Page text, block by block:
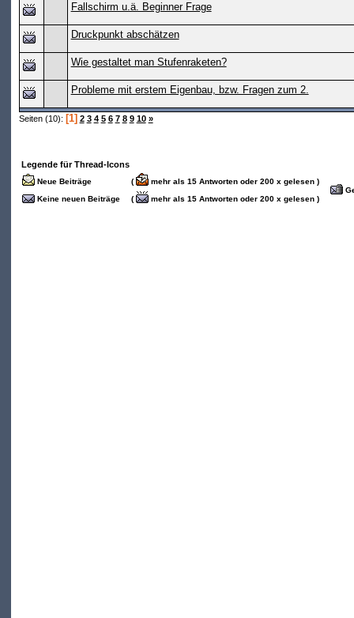
Fallschirm u.ä. Beginner Frage
Druckpunkt abschätzen
Wie gestaltet man Stufenraketen?
Probleme mit erstem Eigenbau, bzw. Fragen zum 2.
Seiten (10): [1] 2 3 4 5 6 7 8 9 10 »
Legende für Thread-Icons
Neue Beiträge (
mehr als 15 Antworten oder 200 x gelesen )
Keine neuen Beiträge
( mehr als 15 Antworten oder 200 x gelesen )